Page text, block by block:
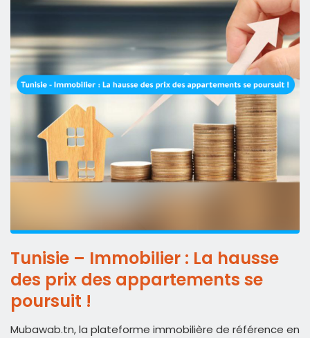
Tunisie – Immobilier : La hausse
des prix des appartements se
poursuit !
Mubawab.tn, la plateforme immobilière de référence en